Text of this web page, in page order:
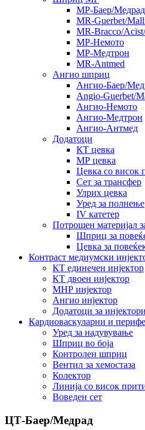
МР-Баер/Медрад
MR-Guerbet/
MR-Bracco/
МР-Немото
МР-Медтрон
MR-Antmed
Ангио шприц
Ангио-Баер/
Angio-Guerbet/
Ангио-Немото
Ангио-Медтрон
Ангио-Антмед
Додатоци
КТ цевка
МР цевка
Цевка со висок
Сет за трансфер
Улрих цевка
Уред за полнење
IV катетер
Потрошен материјал
Шприц за
Цевка за
Контраст медиумски
КТ единечен инјектор
КТ двоен инјектор
МНР инјектор
Ангио инјектор
Додатоци за инјектори
Кардиоваскуларни и
Уред за надувување
Шприц во боја
Контролен шприц
Вентил за хемостаза
Колектор
Линија со висок
Воведен сет
ЦТ-Баер/Медрад